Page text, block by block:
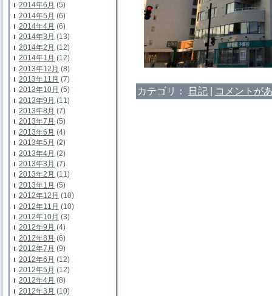
2014年6月 (5)
2014年5月 (6)
2014年4月 (6)
2014年3月 (13)
2014年2月 (12)
2014年1月 (12)
2013年12月 (8)
2013年11月 (7)
2013年10月 (5)
2013年9月 (11)
2013年8月 (7)
2013年7月 (5)
2013年6月 (4)
2013年5月 (2)
2013年4月 (2)
2013年3月 (7)
2013年2月 (11)
2013年1月 (5)
2012年12月 (10)
2012年11月 (10)
2012年10月 (3)
2012年9月 (4)
2012年8月 (6)
2012年7月 (9)
2012年6月 (12)
2012年5月 (12)
2012年4月 (8)
2012年3月 (10)
カテゴリ： 日記 コメントが